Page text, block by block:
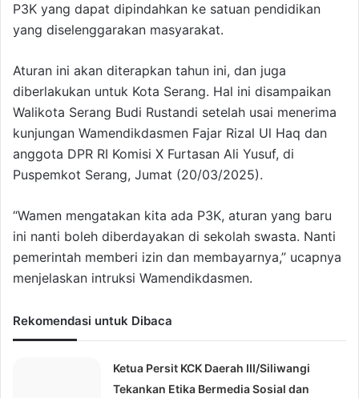
P3K yang dapat dipindahkan ke satuan pendidikan
yang diselenggarakan masyarakat.
Aturan ini akan diterapkan tahun ini, dan juga
diberlakukan untuk Kota Serang. Hal ini disampaikan
Walikota Serang Budi Rustandi setelah usai menerima
kunjungan Wamendikdasmen Fajar Rizal Ul Haq dan
anggota DPR RI Komisi X Furtasan Ali Yusuf, di
Puspemkot Serang, Jumat (20/03/2025).
“Wamen mengatakan kita ada P3K, aturan yang baru
ini nanti boleh diberdayakan di sekolah swasta. Nanti
pemerintah memberi izin dan membayarnya,” ucapnya
menjelaskan intruksi Wamendikdasmen.
Rekomendasi untuk Dibaca
Ketua Persit KCK Daerah III/Siliwangi
Tekankan Etika Bermedia Sosial dan